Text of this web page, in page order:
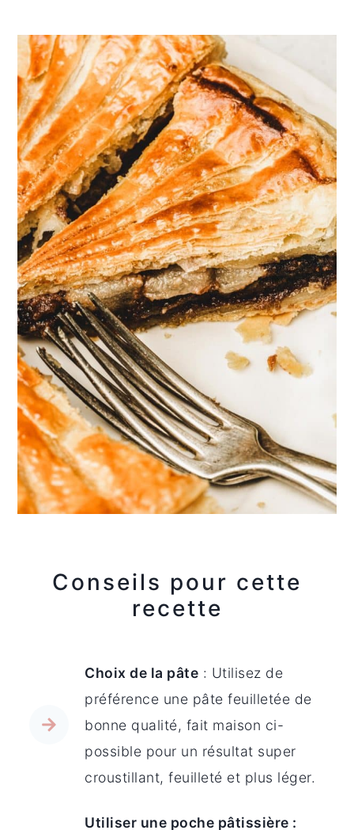
Conseils pour cette
recette
Choix de la pâte : Utilisez de
préférence une pâte feuilletée de
bonne qualité, fait maison ci-
possible pour un résultat super
croustillant, feuilleté et plus léger.
Utiliser une poche pâtissière :